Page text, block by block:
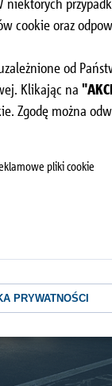
cookie oraz
od
Klikając na
Zgodę można
pliki cookie
PRYWATNOŚCI